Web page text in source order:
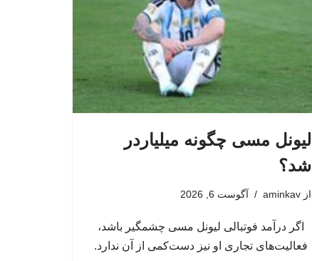
لیونل مسی چگونه میلیاردر
شد؟
از aminkav آگوست 6, 2026
اگر درآمد فوتبالی لیونل مسی چشمگیر باشد،
فعالیت‌های تجاری او نیز دست‌کمی از آن ندارد.